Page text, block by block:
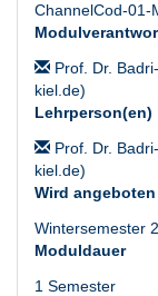
ChannelCod-01-
Prof. Dr.
kiel.de)
Lehrperson(en)
Prof. Dr.
kiel.de)
Wird angeboten
Wintersemester
Moduldauer
1 Semester